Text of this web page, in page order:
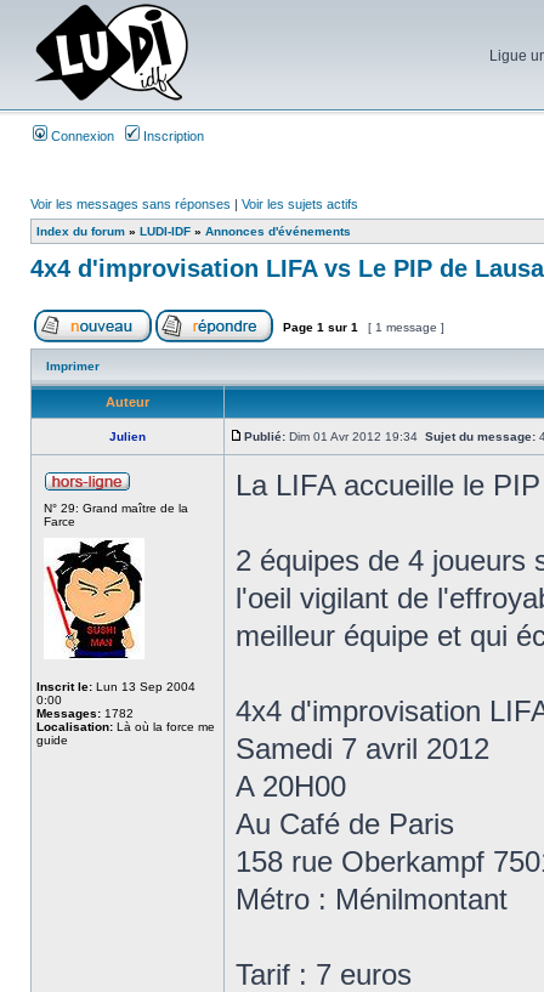
Ligue
Connexion Inscription
Voir les messages sans réponses | Voir les sujets actifs
Index du forum » LUDI-IDF » Annonces d'événements
4x4 d'improvisation LIFA vs Le PIP de
Page 1 sur 1 [ 1 message ]
Imprimer
Auteur
Julien Publié: Dim 01 Avr 2012 19:34 Sujet du message:
N° 29: Grand maître de la
Farce
Inscrit le: Lun 13 Sep 2004
0:00
Messages: 1782
Localisation: Là où la force me
guide
La LIFA accueille le
2 équipes de 4 joueurs
l'oeil vigilant de
meilleur équipe et qui
4x4 d'improvisation
Samedi 7 avril 2012
A 20H00
Au Café de Paris
158 rue Oberkampf
Métro : Ménilmontant
Tarif : 7 euros